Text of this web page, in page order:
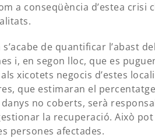
a conseqüència d’estea crisi
de quantificar l’abast
i, en segon lloc, que es
xicotets negocis d’estes
que estimaran el
no coberts, serà
la recuperació. Això
persones afectades.